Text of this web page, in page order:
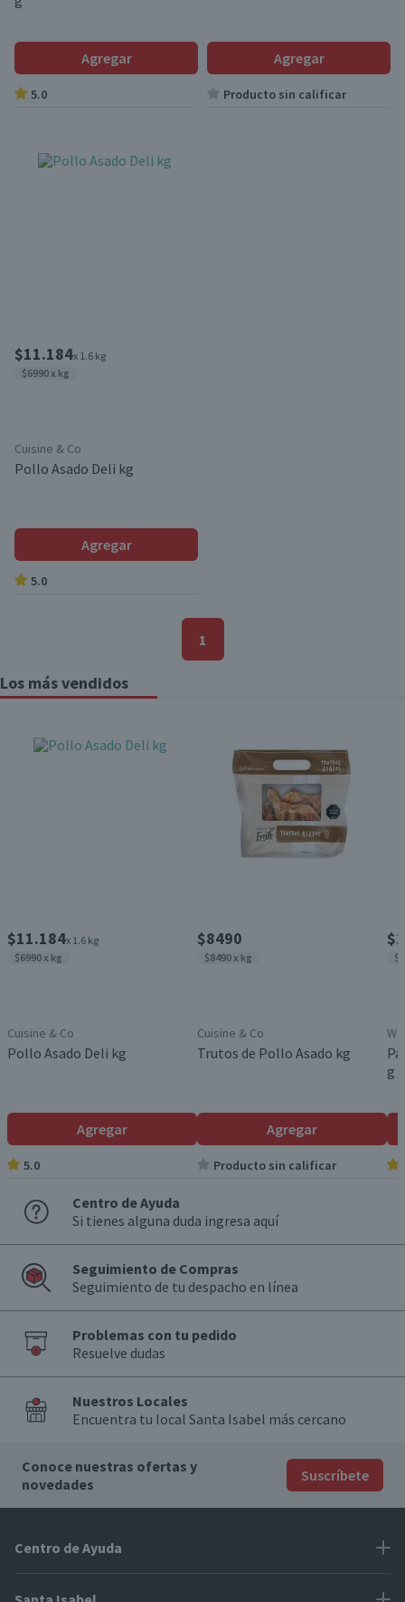
Agregar
5.0
Agregar
Producto sin calificar
$11.184x 1.6 kg
$6990 x kg
Cuisine & Co
Pollo Asado Deli kg
Agregar
5.0
1
Los más vendidos
$11.184x 1.6 kg
$6990 x kg
Cuisine & Co
Pollo Asado Deli kg
Agregar
5.0
$8490
$8490 x kg
Cuisine & Co
Trutos de Pollo Asado kg
Agregar
Producto sin calificar
g
Centro de Ayuda
Si tienes alguna duda ingresa aquí
Seguimiento de Compras
Seguimiento de tu despacho en línea
Problemas con tu pedido
Resuelve dudas
Nuestros Locales
Encuentra tu local Santa Isabel más cercano
Conoce nuestras ofertas y
novedades
Suscríbete
Centro de Ayuda
Problemas con tu pedido